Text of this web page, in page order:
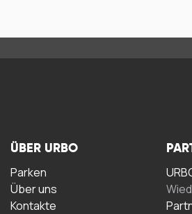
ÜBER URBO
Parken
Über uns
Kontakte